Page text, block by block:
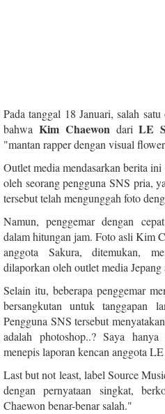
Pada tanggal 18 Januari, salah
bahwa Kim Chaewon dariLE
"mantan rapper dengan visual
Outlet media mendasarkan berita
oleh seorang pengguna SNS pria,
tersebut telah mengunggah foto
Namun, penggemar dengan
dalam hitungan jam. Foto asli Kim
anggota Sakura, ditemukan,
dilaporkan oleh outlet media Jepang
Selain itu, beberapa penggemar
bersangkutan untuk tanggapan
Pengguna SNS tersebut
adalah photoshop..? Saya
menepis laporan kencan anggota
Last but not least, label Source
dengan pernyataan singkat,
Chaewon benar-benar salah."